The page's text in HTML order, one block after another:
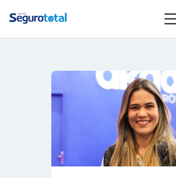
NOTÍCIAS
REVISTA
ESPECIAIS
GAIVOTA DE
OURO